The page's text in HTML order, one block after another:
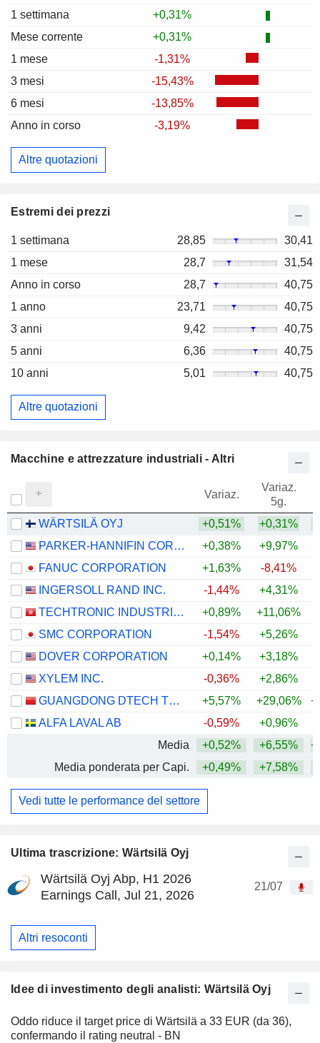
Ultima trascrizione: Wärtsilä Oyj
Wärtsilä Oyj Abp, H1 2026
Earnings Call, Jul 21, 2026
21/07
Altri resoconti
Idee di investimento degli analisti: Wärtsilä Oyj
Oddo riduce il target price di Wärtsilä a 33 EUR (da 36),
confermando il rating neutral - BN
1 settimana
+0,31%
Mese corrente
+0,31%
1 mese
-1,31%
3 mesi
-15,43%
6 mesi
-13,85%
Anno in corso
-3,19%
Altre quotazioni
Estremi dei prezzi
1 settimana 28,85
30,41
1 mese
28,7
31,54
Anno in corso
28,7
40,75
1 anno
23,71
40,75
3 anni
9,42
40,75
5 anni
6,36
40,75
10 anni
5,01 40,75
Altre quotazioni
Macchine e attrezzature industriali - Altri
Variaz.
Variaz.
5g.
WÄRTSILÄ OYJ +0,51% +0,31%
PARKER-HANNIFIN CORPORATION
+0,38% +9,97%
FANUC CORPORATION
+1,63% -8,41%
INGERSOLL RAND INC.
-1,44% +4,31%
TECHTRONIC INDUSTRIES COMPANY LIMITED
+0,89% +11,06%
SMC CORPORATION
-1,54% +5,26%
DOVER CORPORATION
+0,14% +3,18%
XYLEM INC.
-0,36% +2,86%
GUANGDONG DTECH TECHNOLOGY CO., LTD.
+5,57% +29,06%
ALFA LAVAL AB
-0,59% +0,96%
Media
+0,52% +6,55%
Media ponderata per Capi.
+0,49% +7,58%
Vedi tutte le performance del settore